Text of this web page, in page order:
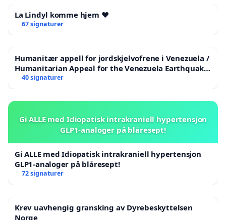
La Lindyl komme hjem ❤️
67 signaturer
Humanitær appell for jordskjelvofrene i Venezuela /
Humanitarian Appeal for the Venezuela Earthquake
Victims
40 signaturer
Gi ALLE med Idiopatisk intrakraniell hypertensjon
GLP1-analoger på blåresept!
Gi ALLE med Idiopatisk intrakraniell hypertensjon
GLP1-analoger på blåresept!
72 signaturer
Krev uavhengig gransking av Dyrebeskyttelsen
Norge